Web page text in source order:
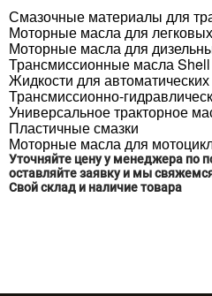
Смазочные материалы для
Моторные масла для
Моторные масла для
Трансмиссионные масла
Жидкости для
Трансмиссионно-
Универсальное тракторное
Пластичные смазки
Моторные масла для
Уточняйте цену у менеджера по
оставляйте заявку и мы
Свой склад и наличие товара